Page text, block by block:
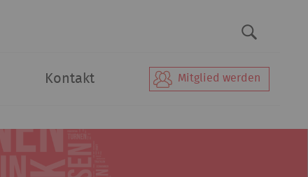
Kontakt Mitglied werden